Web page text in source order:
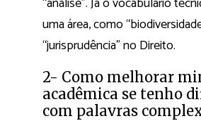
uma área, como
“jurisprudência” no Direito.
2- Como melhorar
acadêmica se tenho
com palavras